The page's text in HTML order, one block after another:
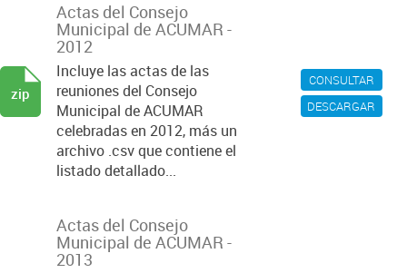
CONSULTAR
DESCARGAR
Actas del Consejo
Municipal de ACUMAR -
2012
Incluye las actas de las
reuniones del Consejo
Municipal de ACUMAR
celebradas en 2012, más un
archivo .csv que contiene el
listado detallado...
zip
Actas del Consejo
Municipal de ACUMAR -
2013